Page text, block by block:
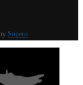
Supero